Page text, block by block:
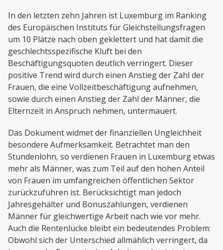
In den letzten zehn Jahren ist Luxemburg im Ranking
des Europäischen Instituts für Gleichstellungsfragen
um 10 Plätze nach oben geklettert und hat damit die
geschlechtsspezifische Kluft bei den
Beschäftigungsquoten deutlich verringert. Dieser
positive Trend wird durch einen Anstieg der Zahl der
Frauen, die eine Vollzeitbeschäftigung aufnehmen,
sowie durch einen Anstieg der Zahl der Männer, die
Elternzeit in Anspruch nehmen, untermauert.
Das Dokument widmet der finanziellen Ungleichheit
besondere Aufmerksamkeit. Betrachtet man den
Stundenlohn, so verdienen Frauen in Luxemburg etwas
mehr als Männer, was zum Teil auf den hohen Anteil
von Frauen im umfangreichen öffentlichen Sektor
zurückzuführen ist. Berücksichtigt man jedoch
Jahresgehälter und Bonuszahlungen, verdienen
Männer für gleichwertige Arbeit nach wie vor mehr.
Auch die Rentenlücke bleibt ein bedeutendes Problem:
Obwohl sich der Unterschied allmählich verringert, da